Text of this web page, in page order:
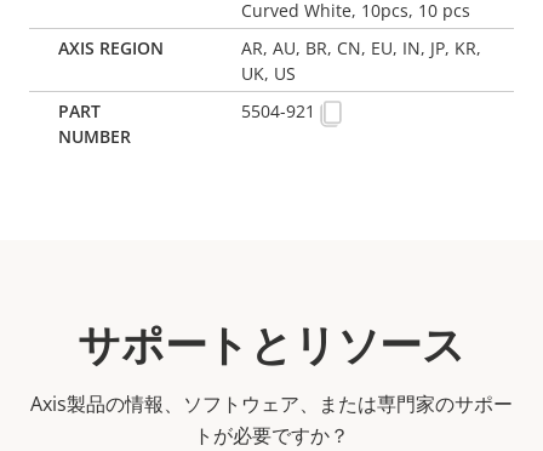
Curved White, 10pcs, 10 pcs
AR, AU, BR, CN, EU, IN, JP, KR,
UK, US
5504-921
サポートとリソース
Axis製品の情報、ソフトウェア、または専門家のサポー
トが必要ですか？